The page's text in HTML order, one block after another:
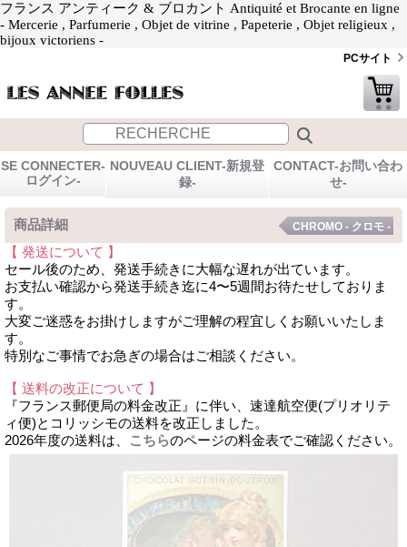
フランス アンティーク & ブロカント Antiquité et Brocante en ligne
- Mercerie , Parfumerie , Objet de vitrine , Papeterie , Objet religieux ,
bijoux victoriens -
PCサイト
SE CONNECTER-
ログイン-
NOUVEAU CLIENT-新規登
録-
CONTACT-お問い合わ
せ-
商品詳細 CHROMO - クロモ -
【 発送について 】
セール後のため、発送手続きに大幅な遅れが出ています。
お支払い確認から発送手続き迄に4〜5週間お待たせしておりま
す。
大変ご迷惑をお掛けしますがご理解の程宜しくお願いいたしま
す。
特別なご事情でお急ぎの場合はご相談ください。
【 送料の改正について 】
『フランス郵便局の料金改正』に伴い、速達航空便(プリオリテ
ィ便)とコリッシモの送料を改正しました。
2026年度の送料は、
こちらのページの料金表でご確認ください。